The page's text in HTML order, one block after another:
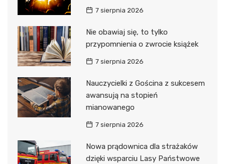
7 sierpnia 2026
Nie obawiaj się, to tylko
przypomnienia o zwrocie książek
7 sierpnia 2026
Nauczycielki z Gościna z sukcesem
awansują na stopień
mianowanego
7 sierpnia 2026
Nowa prądownica dla strażaków
dzięki wsparciu Lasy Państwowe